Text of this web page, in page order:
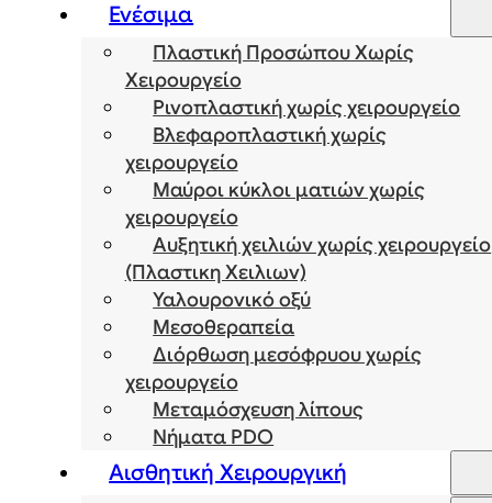
Ενέσιμα
Πλαστική Προσώπου Χωρίς
Χειρουργείο
Ρινοπλαστική χωρίς χειρουργείο
Βλεφαροπλαστική χωρίς
χειρουργείο
Μαύροι κύκλοι ματιών χωρίς
χειρουργείο
Αυξητική χειλιών χωρίς χειρουργείο
(Πλαστικη Χειλιων)
Υαλουρονικό οξύ
Μεσοθεραπεία
Διόρθωση μεσόφρυου χωρίς
χειρουργείο
Μεταμόσχευση λίπους
Νήματα PDO
Αισθητική Χειρουργική